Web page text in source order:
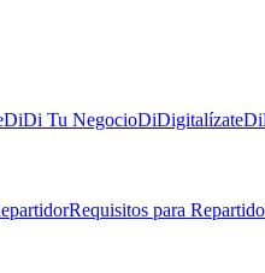
DiDi Tu NegocioDiDigitalízate
Requisitos para